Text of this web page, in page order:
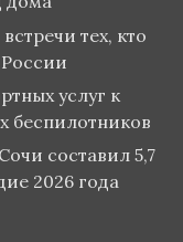
тех, кто
услуг к
беспилотников
составил 5,7
2026 года